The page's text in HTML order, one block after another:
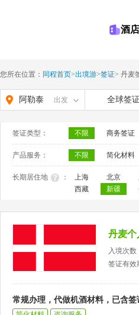
酒店
您所在位置： 同程首页>出境游>签证> 丹麦
阿勒泰 出发 全球签证
签证类型： 不限 商务签证
产品服务： 不限 简化材料
长期居住地 ： 上海 北京
西藏
新疆
丹麦个
入境次
签证有效
常规办理，代做机酒材料，已含签